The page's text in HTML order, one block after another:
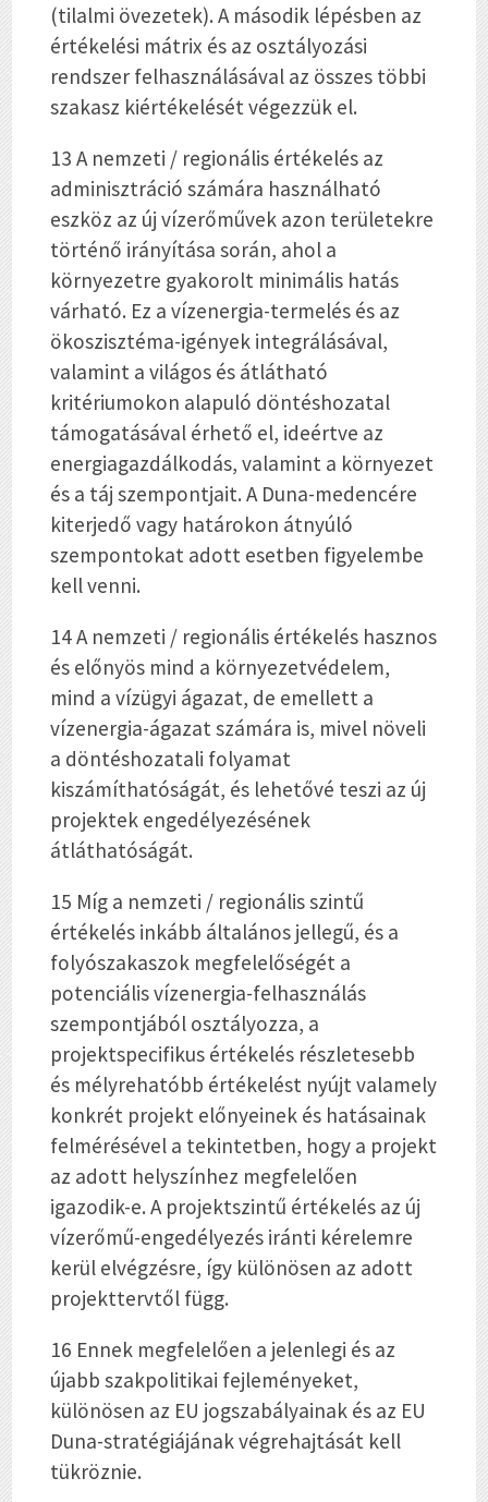
(tilalmi övezetek). A második lépésben az
értékelési mátrix és az osztályozási
rendszer felhasználásával az összes többi
szakasz kiértékelését végezzük el.
13 A nemzeti / regionális értékelés az
adminisztráció számára használható
eszköz az új vízerőművek azon területekre
történő irányítása során, ahol a
környezetre gyakorolt minimális hatás
várható. Ez a vízenergia-termelés és az
ökoszisztéma-igények integrálásával,
valamint a világos és átlátható
kritériumokon alapuló döntéshozatal
támogatásával érhető el, ideértve az
energiagazdálkodás, valamint a környezet
és a táj szempontjait. A Duna-medencére
kiterjedő vagy határokon átnyúló
szempontokat adott esetben figyelembe
kell venni.
14 A nemzeti / regionális értékelés hasznos
és előnyös mind a környezetvédelem,
mind a vízügyi ágazat, de emellett a
vízenergia-ágazat számára is, mivel növeli
a döntéshozatali folyamat
kiszámíthatóságát, és lehetővé teszi az új
projektek engedélyezésének
átláthatóságát.
15 Míg a nemzeti / regionális szintű
értékelés inkább általános jellegű, és a
folyószakaszok megfelelőségét a
potenciális vízenergia-felhasználás
szempontjából osztályozza, a
projektspecifikus értékelés részletesebb
és mélyrehatóbb értékelést nyújt valamely
konkrét projekt előnyeinek és hatásainak
felmérésével a tekintetben, hogy a projekt
az adott helyszínhez megfelelően
igazodik-e. A projektszintű értékelés az új
vízerőmű-engedélyezés iránti kérelemre
kerül elvégzésre, így különösen az adott
projekttervtől függ.
16 Ennek megfelelően a jelenlegi és az
újabb szakpolitikai fejleményeket,
különösen az EU jogszabályainak és az EU
Duna-stratégiájának végrehajtását kell
tükröznie.